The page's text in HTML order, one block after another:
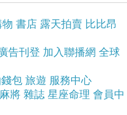
最好啦~~
Wireless-N900 雙頻
物 書店 露天拍賣 比比昂
告刊登 加入聯播網 全球
包 旅遊 服務中心
將 雜誌 星座命理 會員中